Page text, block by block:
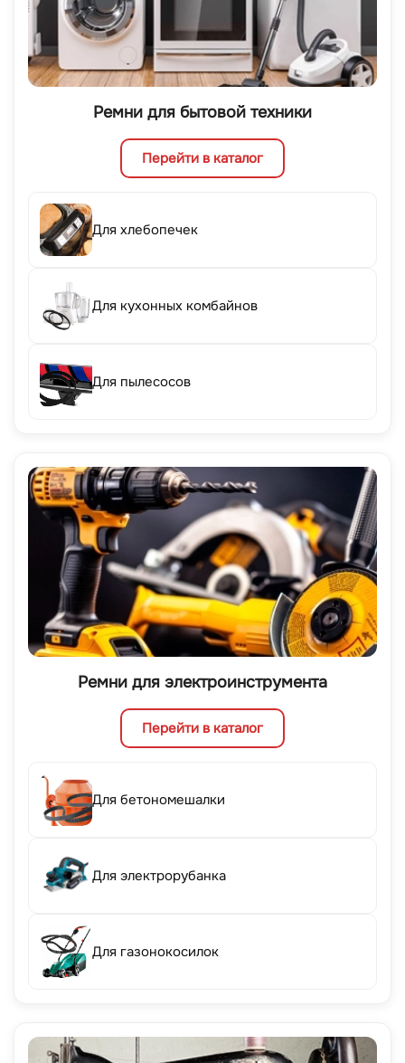
Ремни для бытовой техники
Перейти в каталог
Для хлебопечек
Для кухонных комбайнов
Для пылесосов
Ремни для электроинструмента
Перейти в каталог
Для бетономешалки
Для электрорубанка
Для газонокосилок